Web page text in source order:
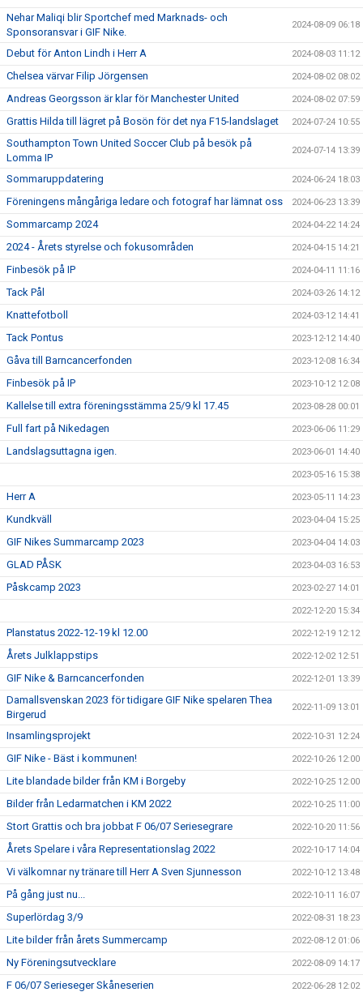
Nehar Maliqi blir Sportchef med Marknads- och
Sponsoransvar i GIF Nike.
2024-08-09 06:18
Debut för Anton Lindh i Herr A 2024-08-03 11:12
Chelsea värvar Filip Jörgensen 2024-08-02 08:02
Andreas Georgsson är klar för Manchester United 2024-08-02 07:59
Grattis Hilda till lägret på Bosön för det nya F15-landslaget 2024-07-24 10:55
Southampton Town United Soccer Club på besök på
Lomma IP
2024-07-14 13:39
Sommaruppdatering 2024-06-24 18:03
Föreningens mångåriga ledare och fotograf har lämnat oss 2024-06-23 13:39
Sommarcamp 2024 2024-04-22 14:24
2024 - Årets styrelse och fokusområden 2024-04-15 14:21
Finbesök på IP 2024-04-11 11:16
Tack Pål 2024-03-26 14:12
Knattefotboll 2024-03-12 14:41
Tack Pontus 2023-12-12 14:40
Gåva till Barncancerfonden 2023-12-08 16:34
Finbesök på IP 2023-10-12 12:08
Kallelse till extra föreningsstämma 25/9 kl 17.45 2023-08-28 00:01
Full fart på Nikedagen 2023-06-06 11:29
Landslagsuttagna igen. 2023-06-01 14:40
2023-05-16 15:38
Herr A 2023-05-11 14:23
Kundkväll 2023-04-04 15:25
GIF Nikes Summarcamp 2023 2023-04-04 14:03
GLAD PÅSK 2023-04-03 16:53
Påskcamp 2023 2023-02-27 14:01
2022-12-20 15:34
Planstatus 2022-12-19 kl 12.00 2022-12-19 12:12
Årets Julklappstips 2022-12-02 12:51
GIF Nike & Barncancerfonden 2022-12-01 13:39
Damallsvenskan 2023 för tidigare GIF Nike spelaren Thea
Birgerud
2022-11-09 13:01
Insamlingsprojekt 2022-10-31 12:24
GIF Nike - Bäst i kommunen! 2022-10-26 12:00
Lite blandade bilder från KM i Borgeby 2022-10-25 12:00
Bilder från Ledarmatchen i KM 2022 2022-10-25 11:00
Stort Grattis och bra jobbat F 06/07 Seriesegrare 2022-10-20 11:56
Årets Spelare i våra Representationslag 2022 2022-10-17 14:04
Vi välkomnar ny tränare till Herr A Sven Sjunnesson 2022-10-12 13:48
På gång just nu... 2022-10-11 16:07
Superlördag 3/9 2022-08-31 18:23
Lite bilder från årets Summercamp 2022-08-12 01:06
Ny Föreningsutvecklare 2022-08-09 14:17
F 06/07 Serieseger Skåneserien 2022-06-28 12:02